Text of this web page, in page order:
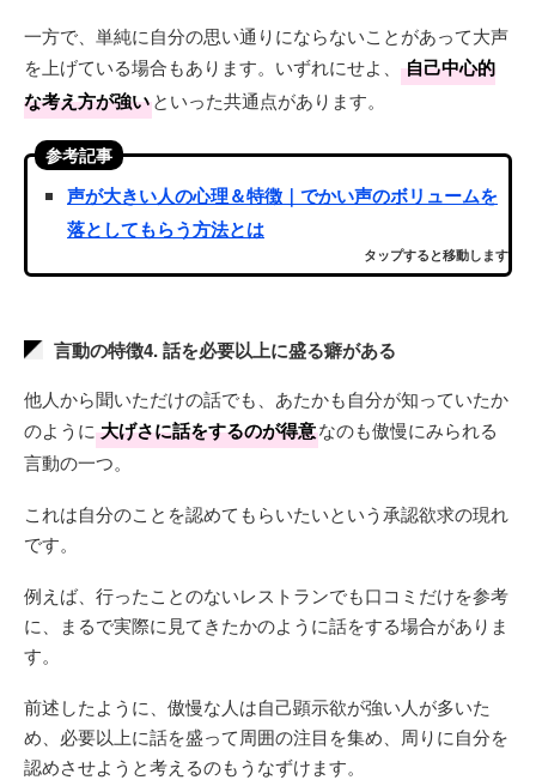
一方で、単純に自分の思い通りにならないことがあって大声
を上げている場合もあります。いずれにせよ、
自己中心的
な考え方が強いといった共通点があります。
参考記事
声が大きい人の心理＆特徴｜でかい声のボリュームを
落としてもらう方法とは
タップすると移動します
言動の特徴4. 話を必要以上に盛る癖がある
他人から聞いただけの話でも、あたかも自分が知っていたか
のように 大げさに話をするのが得意なのも傲慢にみられる
言動の一つ。
これは自分のことを認めてもらいたいという承認欲求の現れ
です。
例えば、行ったことのないレストランでも口コミだけを参考
に、まるで実際に見てきたかのように話をする場合がありま
す。
前述したように、傲慢な人は自己顕示欲が強い人が多いた
め、必要以上に話を盛って周囲の注目を集め、周りに自分を
認めさせようと考えるのもうなずけます。